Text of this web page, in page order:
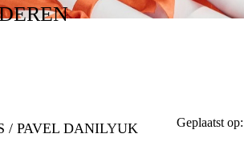
/ PAVEL DANILYUK Geplaatst op: